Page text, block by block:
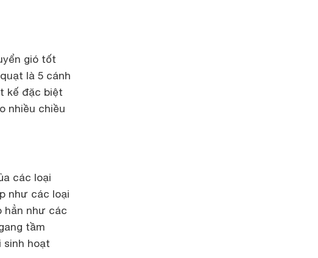
gió tốt
là 5 cánh
kế đặc biệt
nhiều chiều
các loại
như các loại
hẳn như các
tầm
sinh hoạt